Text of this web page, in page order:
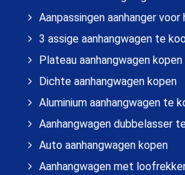
Aanpassingen aanhanger voor
3 assige aanhangwagen te
Plateau aanhangwagen kopen
Dichte aanhangwagen kopen
Aluminium aanhangwagen te
Aanhangwagen dubbelasser
Auto aanhangwagen kopen
Aanhangwagen met